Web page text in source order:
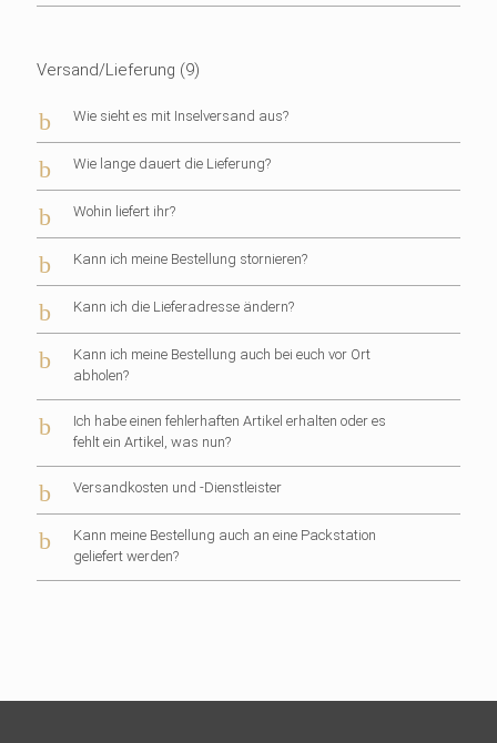
Versand/Lieferung (9)
b Wie sieht es mit Inselversand aus?
b Wie lange dauert die Lieferung?
b Wohin liefert ihr?
b Kann ich meine Bestellung stornieren?
b Kann ich die Lieferadresse ändern?
b
Kann ich meine Bestellung auch bei euch vor Ort
abholen?
b
Ich habe einen fehlerhaften Artikel erhalten oder es
fehlt ein Artikel, was nun?
b Versandkosten und -Dienstleister
b
Kann meine Bestellung auch an eine Packstation
geliefert werden?